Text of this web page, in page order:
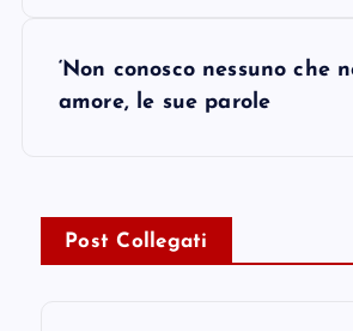
‘Non conosco nessuno
amore, le sue parole
Post Collegati